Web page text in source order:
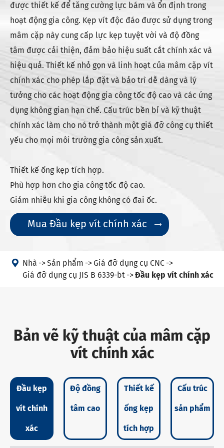
được thiết kế để tăng cường lực bám và ổn định trong
hoạt động gia công. Kẹp vít độc đáo được sử dụng trong
mâm cặp này cung cấp lực kẹp tuyệt vời và độ đồng
tâm được cải thiện, đảm bảo hiệu suất cắt chính xác và
hiệu quả. Thiết kế nhỏ gọn và linh hoạt của mâm cặp vít
chính xác cho phép lắp đặt và bảo trì dễ dàng và lý
tưởng cho các hoạt động gia công tốc độ cao và các ứng
dụng không gian hạn chế. Cấu trúc bền bỉ và kỹ thuật
chính xác làm cho nó trở thành một giá đỡ công cụ thiết
yếu cho mọi môi trường gia công sản xuất.
Thiết kế ống kẹp tích hợp.
Phù hợp hơn cho gia công tốc độ cao.
Giảm nhiễu khi gia công không có đai ốc.
Mua Đầu kẹp vít chính xác 
 Nhà Sản phẩm
Giá đỡ dụng cụ CNC
Giá đỡ dụng cụ JIS B 6339-bt
Đầu kẹp vít chính xác
Bản vẽ kỹ thuật của mâm cặp
vít chính xác
Đầu kẹp
vít chính
xác
Độ đồng
tâm cao
Thiết kế
ống kẹp
tích hợp
Cấu trúc
sản phẩm